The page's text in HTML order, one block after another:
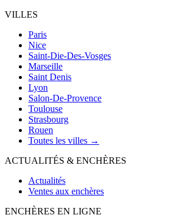
VILLES
Paris
Nice
Saint-Die-Des-Vosges
Marseille
Saint Denis
Lyon
Salon-De-Provence
Toulouse
Strasbourg
Rouen
Toutes les villes →
ACTUALITÉS & ENCHÈRES
Actualités
Ventes aux enchères
ENCHÈRES EN LIGNE